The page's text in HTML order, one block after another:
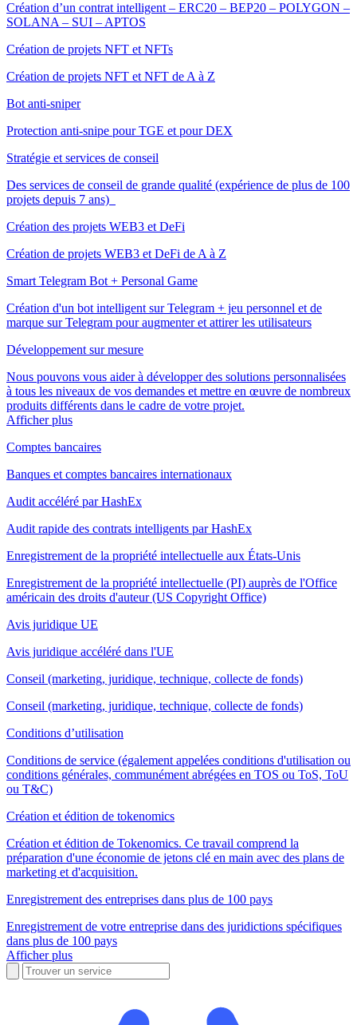
Création d’un contrat intelligent – ERC20 – BEP20 – POLYGON –
SOLANA – SUI – APTOS
Création de projets NFT et NFTs
Création de projets NFT et NFT de A à Z
Bot anti-sniper
Protection anti-snipe pour TGE et pour DEX
Stratégie et services de conseil
Des services de conseil de grande qualité (expérience de plus de 100
projets depuis 7 ans)
Création des projets WEB3 et DeFi
Création de projets WEB3 et DeFi de A à Z
Smart Telegram Bot + Personal Game
Création d'un bot intelligent sur Telegram + jeu personnel et de
marque sur Telegram pour augmenter et attirer les utilisateurs
Développement sur mesure
Nous pouvons vous aider à développer des solutions personnalisées
à tous les niveaux de vos demandes et mettre en œuvre de nombreux
produits différents dans le cadre de votre projet.
Afficher plus
Comptes bancaires
Banques et comptes bancaires internationaux
Audit accéléré par HashEx
Audit rapide des contrats intelligents par HashEx
Enregistrement de la propriété intellectuelle aux États-Unis
Enregistrement de la propriété intellectuelle (PI) auprès de l'Office
américain des droits d'auteur (US Copyright Office)
Avis juridique UE
Avis juridique accéléré dans l'UE
Conseil (marketing, juridique, technique, collecte de fonds)
Conseil (marketing, juridique, technique, collecte de fonds)
Conditions d’utilisation
Conditions de service (également appelées conditions d'utilisation ou
conditions générales, communément abrégées en TOS ou ToS, ToU
ou T&C)
Création et édition de tokenomics
Création et édition de Tokenomics. Ce travail comprend la
préparation d'une économie de jetons clé en main avec des plans de
marketing et d'acquisition.
Enregistrement des entreprises dans plus de 100 pays
Enregistrement de votre entreprise dans des juridictions spécifiques
dans plus de 100 pays
Afficher plus